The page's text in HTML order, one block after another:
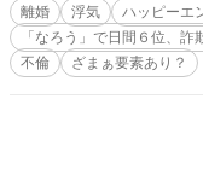
離婚 浮気 ハッピーエ
「なろう」で日間６位、詐
不倫
ざまぁ要素あり？